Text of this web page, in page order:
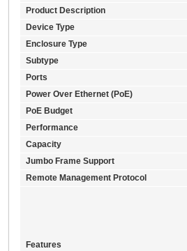
Product Description
Device Type
Enclosure Type
Subtype
Ports
Power Over Ethernet (PoE)
PoE Budget
Performance
Capacity
Jumbo Frame Support
Remote Management Protocol
Features